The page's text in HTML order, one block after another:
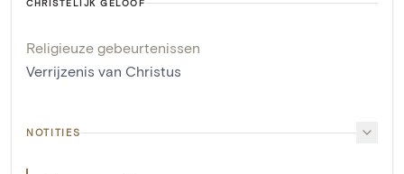
CHRISTELIJK GELOOF
Religieuze gebeurtenissen
Verrijzenis van Christus
NOTITIES